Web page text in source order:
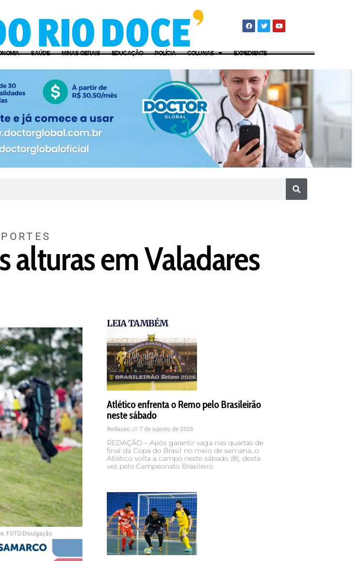
SAÚDE MINAS GERAIS EDUCAÇÃO POLÍCIA COLUNAS EXPEDIENTE
alturas em Valadares
FOTO:Divulgação
LEIA TAMBÉM
Atlético enfrenta o Remo pelo Brasileirão
neste sábado
Redacao 7 de agosto de 2026
REDAÇÃO – Após garantir vaga nas quartas de
final da Copa do Brasil no meio de semana, o
Atlético volta a campo neste sábado (8), desta
vez pelo Campeonato Brasileiro.